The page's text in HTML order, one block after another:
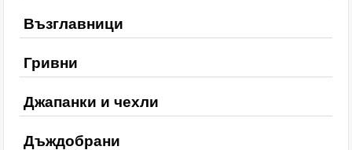
Възглавници
Гривни
Джапанки и чехли
Дъждобрани